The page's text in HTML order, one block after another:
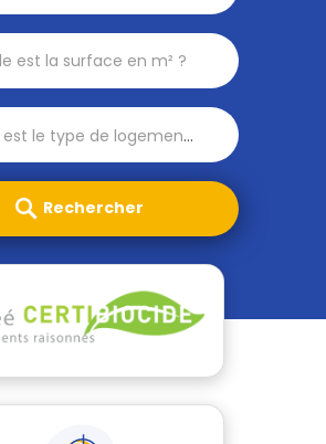
Quel est le type de logement ?
Rechercher